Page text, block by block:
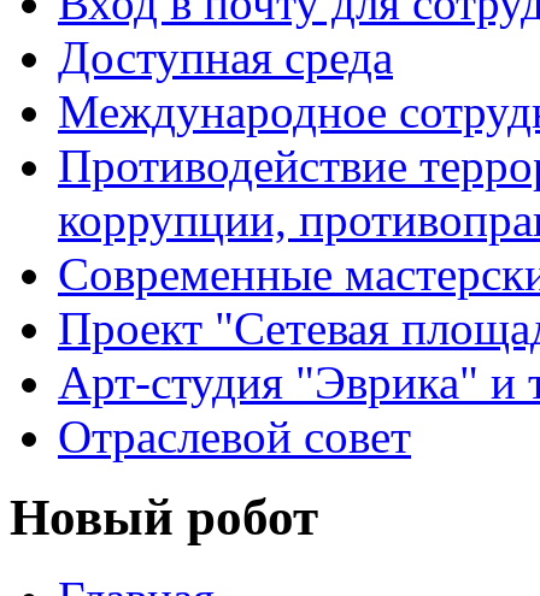
Доступная среда
Международное
Противодействие
коррупции,
Современные
Проект "Сетевая
Арт-студия "Эврика" и
Отраслевой совет
Новый робот